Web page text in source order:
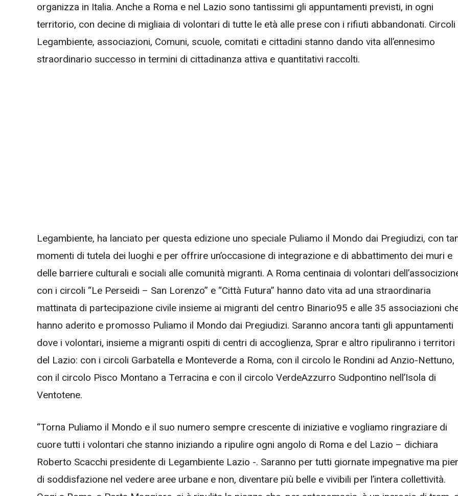
organizza in Italia. Anche a Roma e nel Lazio sono tantissimi gli appuntamenti previsti, in ogni
territorio, con decine di migliaia di volontari di tutte le età alle prese con i rifiuti abbandonati. Circoli
Legambiente, associazioni, Comuni, scuole, comitati e cittadini stanno dando vita all’ennesimo
straordinario successo in termini di cittadinanza attiva e quantitativi raccolti.
Legambiente, ha lanciato per questa edizione uno speciale Puliamo il Mondo dai Pregiudizi, con
momenti di tutela dei luoghi e per offrire un’occasione di integrazione e di abbattimento dei muri e
delle barriere culturali e sociali alle comunità migranti. A Roma centinaia di volontari
con i circoli “Le Perseidi – San Lorenzo” e “Città Futura” hanno dato vita ad una straordinaria
mattinata di partecipazione civile insieme ai migranti del centro Binario95 e alle 35 associazioni
hanno aderito e promosso Puliamo il Mondo dai Pregiudizi. Saranno ancora tanti gli appuntamenti
dove i volontari, insieme a migranti ospiti di centri di accoglienza, Sprar e altro ripuliranno i territori
del Lazio: con i circoli Garbatella e Monteverde a Roma, con il circolo le Rondini ad Anzio-Nettuno,
con il circolo Pisco Montano a Terracina e con il circolo VerdeAzzurro Sudpontino nell’Isola di
Ventotene.
“Torna Puliamo il Mondo e il suo numero sempre crescente di iniziative e vogliamo ringraziare di
cuore tutti i volontari che stanno iniziando a ripulire ogni angolo di Roma e del Lazio – dichiara
Roberto Scacchi presidente di Legambiente Lazio -. Saranno per tutti giornate impegnative ma
di soddisfazione nel vedere aree urbane e non, diventare più belle e vivibili per l’intera collettività.